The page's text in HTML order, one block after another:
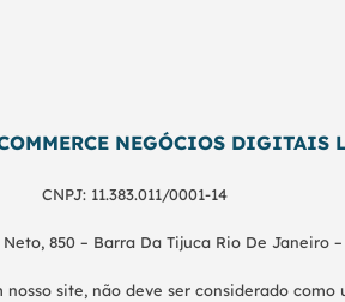
NEGÓCIOS DIGITAIS
CNPJ: 11.383.011/0001-14
850 – Barra Da Tijuca Rio De Janeiro
site, não deve ser considerado